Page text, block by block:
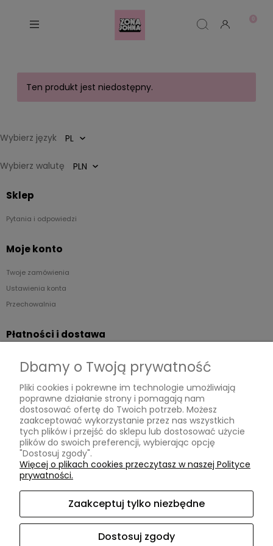
Ten produkt jest niedostępny.
Wybierz język
Wybierz walutę
Sklep
Pytania i odpowiedzi
Moje konto
Twoje zamówienia
Ustawienia konta
Przechowalnia
Płatności i dostawa
Czas i koszty dostawy
Informacje
Regulaminy
Polityka prywatności
Zwroty
Reklamacje
KONTAKT
Dbamy o Twoją prywatność
Pliki cookies i pokrewne im technologie umożliwiają
poprawne działanie strony i pomagają nam
dostosować ofertę do Twoich potrzeb. Możesz
zaakceptować wykorzystanie przez nas wszystkich
tych plików i przejść do sklepu lub dostosować użycie
plików do swoich preferencji, wybierając opcję
"Dostosuj zgody".
Więcej o plikach cookies przeczytasz w naszej Polityce
prywatności.
Zaakceptuj tylko niezbędne
Dostosuj zgody